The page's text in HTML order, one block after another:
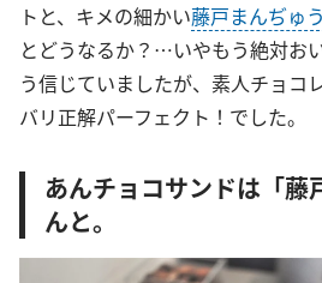
トと、キメの細かい藤戸まんぢゅう
とどうなるか？…いやもう絶対お
う信じていましたが、素人チョコ
バリ正解パーフェクト！でした。
あんチョコサンドは「藤
んと。